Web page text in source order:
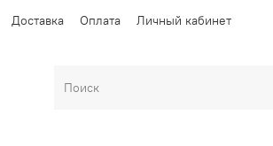
Доставка Оплата Личный кабинет